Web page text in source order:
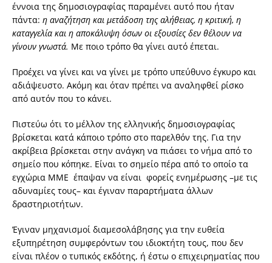
έννοια της δημοσιογραφίας παραμένει αυτό που ήταν
πάντα: η αναζήτηση και μετάδοση της αλήθειας, η κριτική, η
καταγγελία και η αποκάλυψη όσων οι εξουσίες δεν θέλουν να
γίνουν γνωστά. Με ποιο τρόπο θα γίνει αυτό έπεται.
Προέχει να γίνει και να γίνει με τρόπο υπεύθυνο έγκυρο και
αδιάψευστο. Ακόμη και όταν πρέπει να αναληφθεί ρίσκο
από αυτόν που το κάνει.
Πιστεύω ότι το μέλλον της ελληνικής δημοσιογραφίας
βρίσκεται κατά κάποιο τρόπο στο παρελθόν της. Για την
ακρίβεια βρίσκεται στην ανάγκη να πιάσει το νήμα από το
σημείο που κόπηκε. Είναι το σημείο πέρα από το οποίο τα
εγχώρια ΜΜΕ έπαψαν να είναι φορείς ενημέρωσης –με τις
αδυναμίες τους– και έγιναν παραρτήματα άλλων
δραστηριοτήτων.
Έγιναν μηχανισμοί διαμεσολάβησης για την ευθεία
εξυπηρέτηση συμφερόντων του ιδιοκτήτη τους, που δεν
είναι πλέον ο τυπικός εκδότης, ή έστω ο επιχειρηματίας που